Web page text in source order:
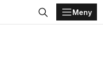
Sök
Meny